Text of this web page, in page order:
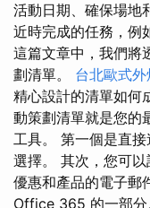
活動日期、確保場地
近時完成的任務，例
這篇文章中，我們將
劃清單。 台北歐式外
精心設計的清單如何
動策劃清單就是您的
工具。 第一個是直
選擇。 其次，您可
優惠和產品的電子
Office 365 的一部